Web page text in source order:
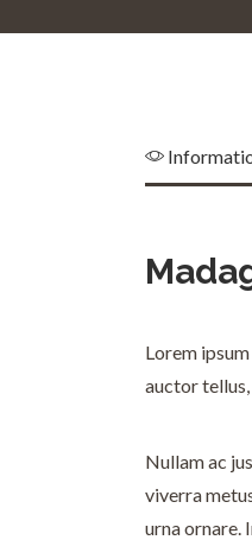
Lorem
auctor tellus,
Nullam ac
viverra
urna ornare.